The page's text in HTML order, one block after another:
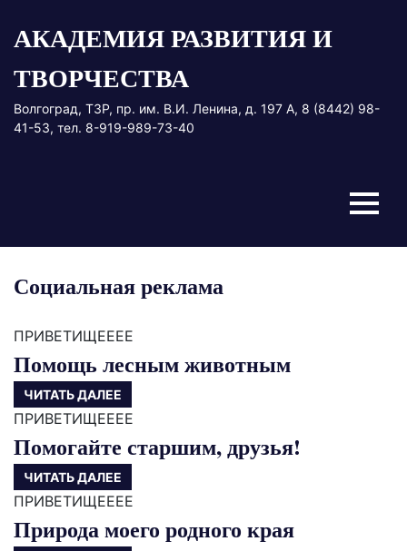
содержимому
АКАДЕМИЯ РАЗВИТИЯ И
ТВОРЧЕСТВА
Волгоград, ТЗР, пр. им. В.И. Ленина, д. 197 А, 8 (8442) 98-
41-53, тел. 8-919-989-73-40
Меню
Социальная реклама
ПРИВЕТИЩЕЕЕЕ
Помощь лесным животным
ЧИТАТЬ ДАЛЕЕ
ПРИВЕТИЩЕЕЕЕ
Помогайте старшим, друзья!
ЧИТАТЬ ДАЛЕЕ
ПРИВЕТИЩЕЕЕЕ
Природа моего родного края